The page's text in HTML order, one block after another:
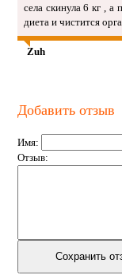
села скинула 6 кг ,
диета и чистится
Zuh
Добавить отзыв
Имя:
Отзыв: